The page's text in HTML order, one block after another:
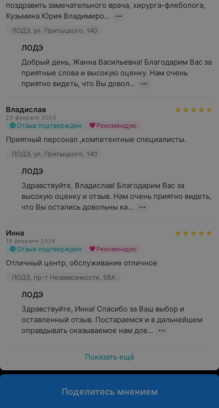
поздравить замечательного врача, хирурга-флеболога,
Кузьмина Юрия Владимиро...
ЛОДЭ, ул. Притыцкого, 140
ЛОДЭ
Добрый день, Жанна Васильевна! Благодарим Вас за
приятные слова и высокую оценку. Нам очень
приятно видеть, что Вы довол...
Владислав
20 февраля 2026
Отзыв подтвержден Рекомендую
Приятный персонал ,компетентные специалисты.
ЛОДЭ, ул. Притыцкого, 140
ЛОДЭ
Здравствуйте, Владислав! Благодарим Вас за
высокую оценку и отзыв. Нам очень приятно видеть,
что Вы остались довольны ка...
Инна
18 февраля 2026
Отзыв подтвержден Рекомендую
Отличный центр, обслуживание отличное
ЛОДЭ, пр-т Независимости, 58А
ЛОДЭ
Здравствуйте, Инна! Спасибо за Ваш выбор и
оставленный отзыв. Постараемся и в дальнейшем
оправдывать оказываемое нам дов...
Показать ещё
Поделитесь мнением